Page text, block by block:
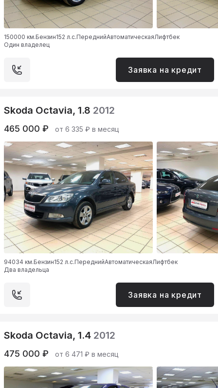
150000 км.Бензин152 л.с.ПереднийАвтоматическаяЛифтбек
Один владелец
Заявка на кредит
Skoda Octavia, 1.8 2012
465 000 ₽ от 6 335 ₽ в месяц
94034 км.Бензин152 л.с.ПереднийАвтоматическаяЛифтбек
Два владельца
Заявка на кредит
Skoda Octavia, 1.4 2012
475 000 ₽ от 6 471 ₽ в месяц